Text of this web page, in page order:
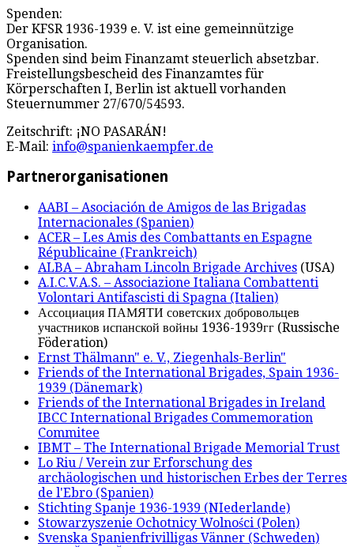
Spenden:
Der KFSR 1936-1939 e. V. ist eine gemeinnützige
Organisation.
Spenden sind beim Finanzamt steuerlich absetzbar.
Freistellungsbescheid des Finanzamtes für
Körperschaften I, Berlin ist aktuell vorhanden
Steuernummer 27/670/54593.
Zeitschrift: ¡NO PASARÁN!
E-Mail: info@spanienkaempfer.de
Partnerorganisationen
AABI – Asociación de Amigos de las Brigadas
Internacionales (Spanien)
ACER – Les Amis des Combattants en Espagne
Républicaine (Frankreich)
ALBA – Abraham Lincoln Brigade Archives (USA)
A.I.C.V.A.S. – Associazione Italiana Combattenti
Volontari Antifascisti di Spagna (Italien)
Ассоциация ПАМЯТИ советских добровольцев
участников испанской войны 1936-1939гг (Russische
Föderation)
Ernst Thälmann" e. V., Ziegenhals-Berlin"
Friends of the International Brigades, Spain 1936-
1939 (Dänemark)
Friends of the International Brigades in Ireland
IBCC International Brigades Commemoration
Commitee
IBMT – The International Brigade Memorial Trust
Lo Riu / Verein zur Erforschung des
archäologischen und historischen Erbes der Terres
de l'Ebro (Spanien)
Stichting Spanje 1936-1939 (NIederlande)
Stowarzyszenie Ochotnicy Wolności (Polen)
Svenska Spanienfrivilligas Vänner (Schweden)